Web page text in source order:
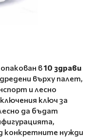
в10 здрави
върху палет,
и лесно
ключ за
да бъдат
конкретните нужди